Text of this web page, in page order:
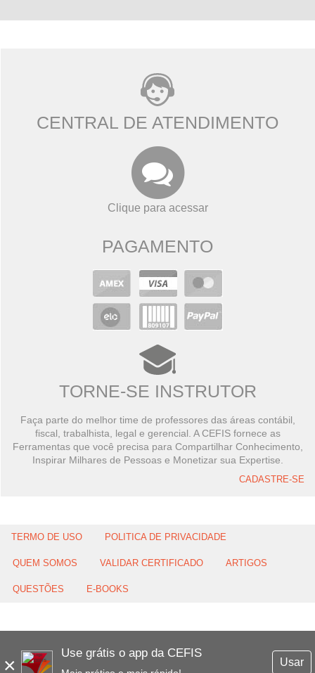
×
Use grátis o app da CEFIS
Usar
CENTRAL DE ATENDIMENTO
Clique para acessar
PAGAMENTO
TORNE-SE INSTRUTOR
Faça parte do melhor time de professores das áreas contábil,
fiscal, trabalhista, legal e gerencial. A CEFIS fornece as
Ferramentas que você precisa para Compartilhar Conhecimento,
Inspirar Milhares de Pessoas e Monetizar sua Expertise.
CADASTRE-SE
TERMO DE USO POLITICA DE PRIVACIDADE
QUEM SOMOS VALIDAR CERTIFICADO ARTIGOS
QUESTÕES E-BOOKS